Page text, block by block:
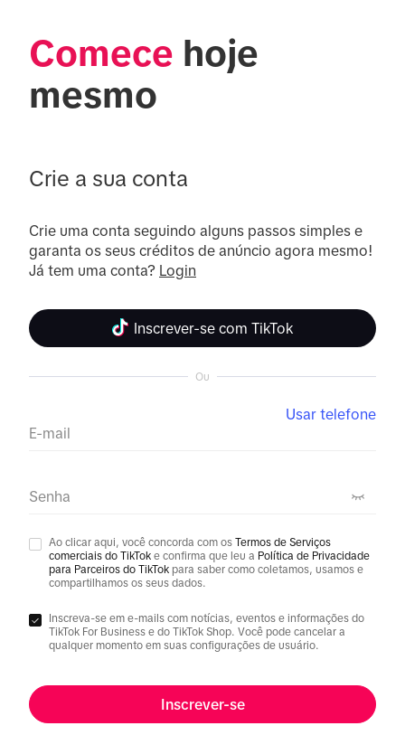
Comece hoje
mesmo
Crie a sua conta
Crie uma conta seguindo alguns passos simples e
garanta os seus créditos de anúncio agora mesmo!
Já tem uma conta? Login
Inscrever-se com TikTok
Ou
E-mail
Usar telefone
Senha
Ao clicar aqui, você concorda com os Termos de Serviços
comerciais do TikTok e confirma que leu a Política de Privacidade
para Parceiros do TikTok para saber como coletamos, usamos e
compartilhamos os seus dados.
Inscreva-se em e-mails com notícias, eventos e informações do
TikTok For Business e do TikTok Shop. Você pode cancelar a
qualquer momento em suas configurações de usuário.
Inscrever-se